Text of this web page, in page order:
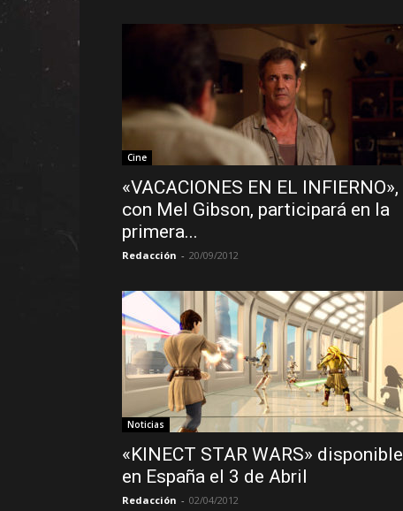
Cine
«VACACIONES EN EL INFIERNO»,
con Mel Gibson, participará en la
primera...
Redacción - 20/09/2012
Noticias
«KINECT STAR WARS» disponible
en España el 3 de Abril
Redacción - 02/04/2012